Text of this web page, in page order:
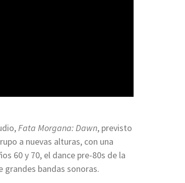
Fata Morgana: Dawn, previsto
a nuevas alturas, con una
60 y 70, el dance pre-80s de la
grandes bandas sonoras.